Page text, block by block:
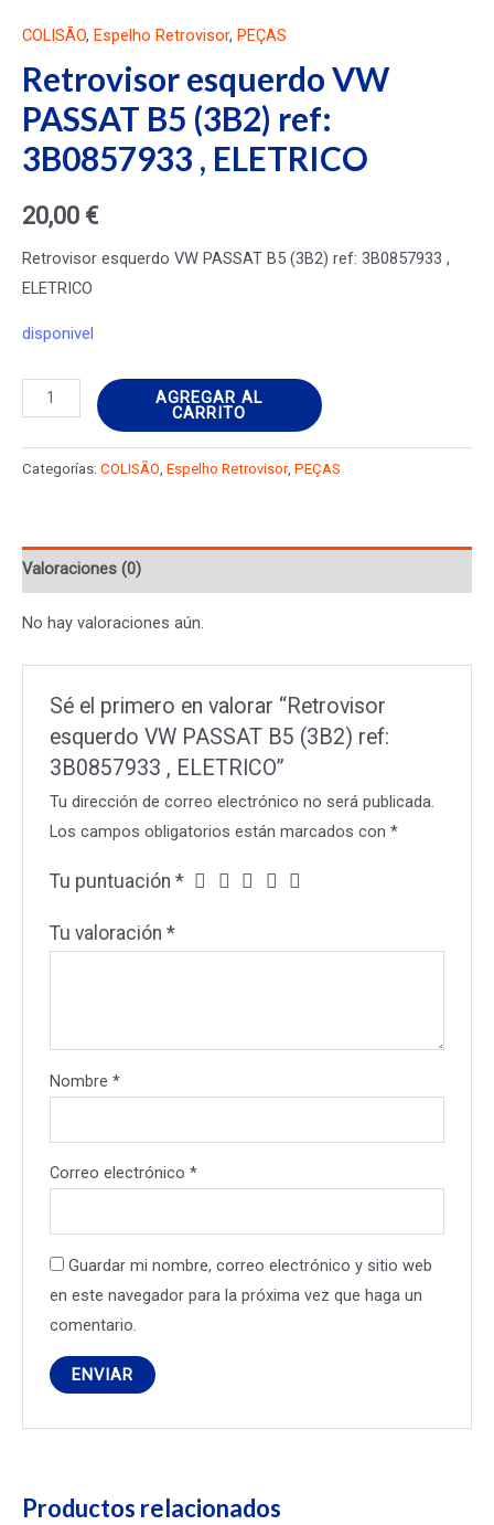
COLISÃO, Espelho Retrovisor, PEÇAS
Retrovisor esquerdo VW
PASSAT B5 (3B2) ref:
3B0857933 , ELETRICO
20,00 €
Retrovisor esquerdo VW PASSAT B5 (3B2) ref: 3B0857933 ,
ELETRICO
disponivel
Retrovisor
esquerdo
VW
PASSAT
ref:
,
AGREGAR AL
CARRITO
Categorías: COLISÃO Espelho Retrovisor, PEÇAS
Valoraciones (0)
No hay valoraciones aún.
Sé el primero en valorar “Retrovisor
esquerdo VW PASSAT B5 (3B2) ref:
3B0857933 , ELETRICO”
Tu dirección de correo electrónico no será publicada.
Los campos obligatorios están marcados con*
Tu puntuación*
Tu valoración*
Nombre*
Correo electrónico*
Guardar mi nombre, correo electrónico y sitio web
en este navegador para la próxima vez que haga un
comentario.
Productos relacionados